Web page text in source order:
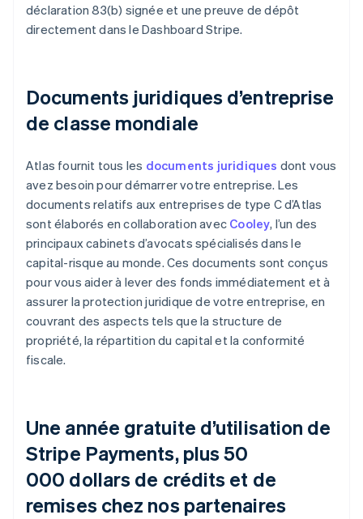
déclaration 83(b) signée et une preuve de dépôt
directement dans le Dashboard Stripe.
Documents juridiques d’entreprise
de classe mondiale
Atlas fournit tous les documents juridiques dont vous
avez besoin pour démarrer votre entreprise. Les
documents relatifs aux entreprises de type C d’Atlas
sont élaborés en collaboration avec Cooley, l’un des
principaux cabinets d’avocats spécialisés dans le
capital-risque au monde. Ces documents sont conçus
pour vous aider à lever des fonds immédiatement et à
assurer la protection juridique de votre entreprise, en
couvrant des aspects tels que la structure de
propriété, la répartition du capital et la conformité
fiscale.
Une année gratuite d’utilisation de
Stripe Payments, plus 50
000 dollars de crédits et de
remises chez nos partenaires